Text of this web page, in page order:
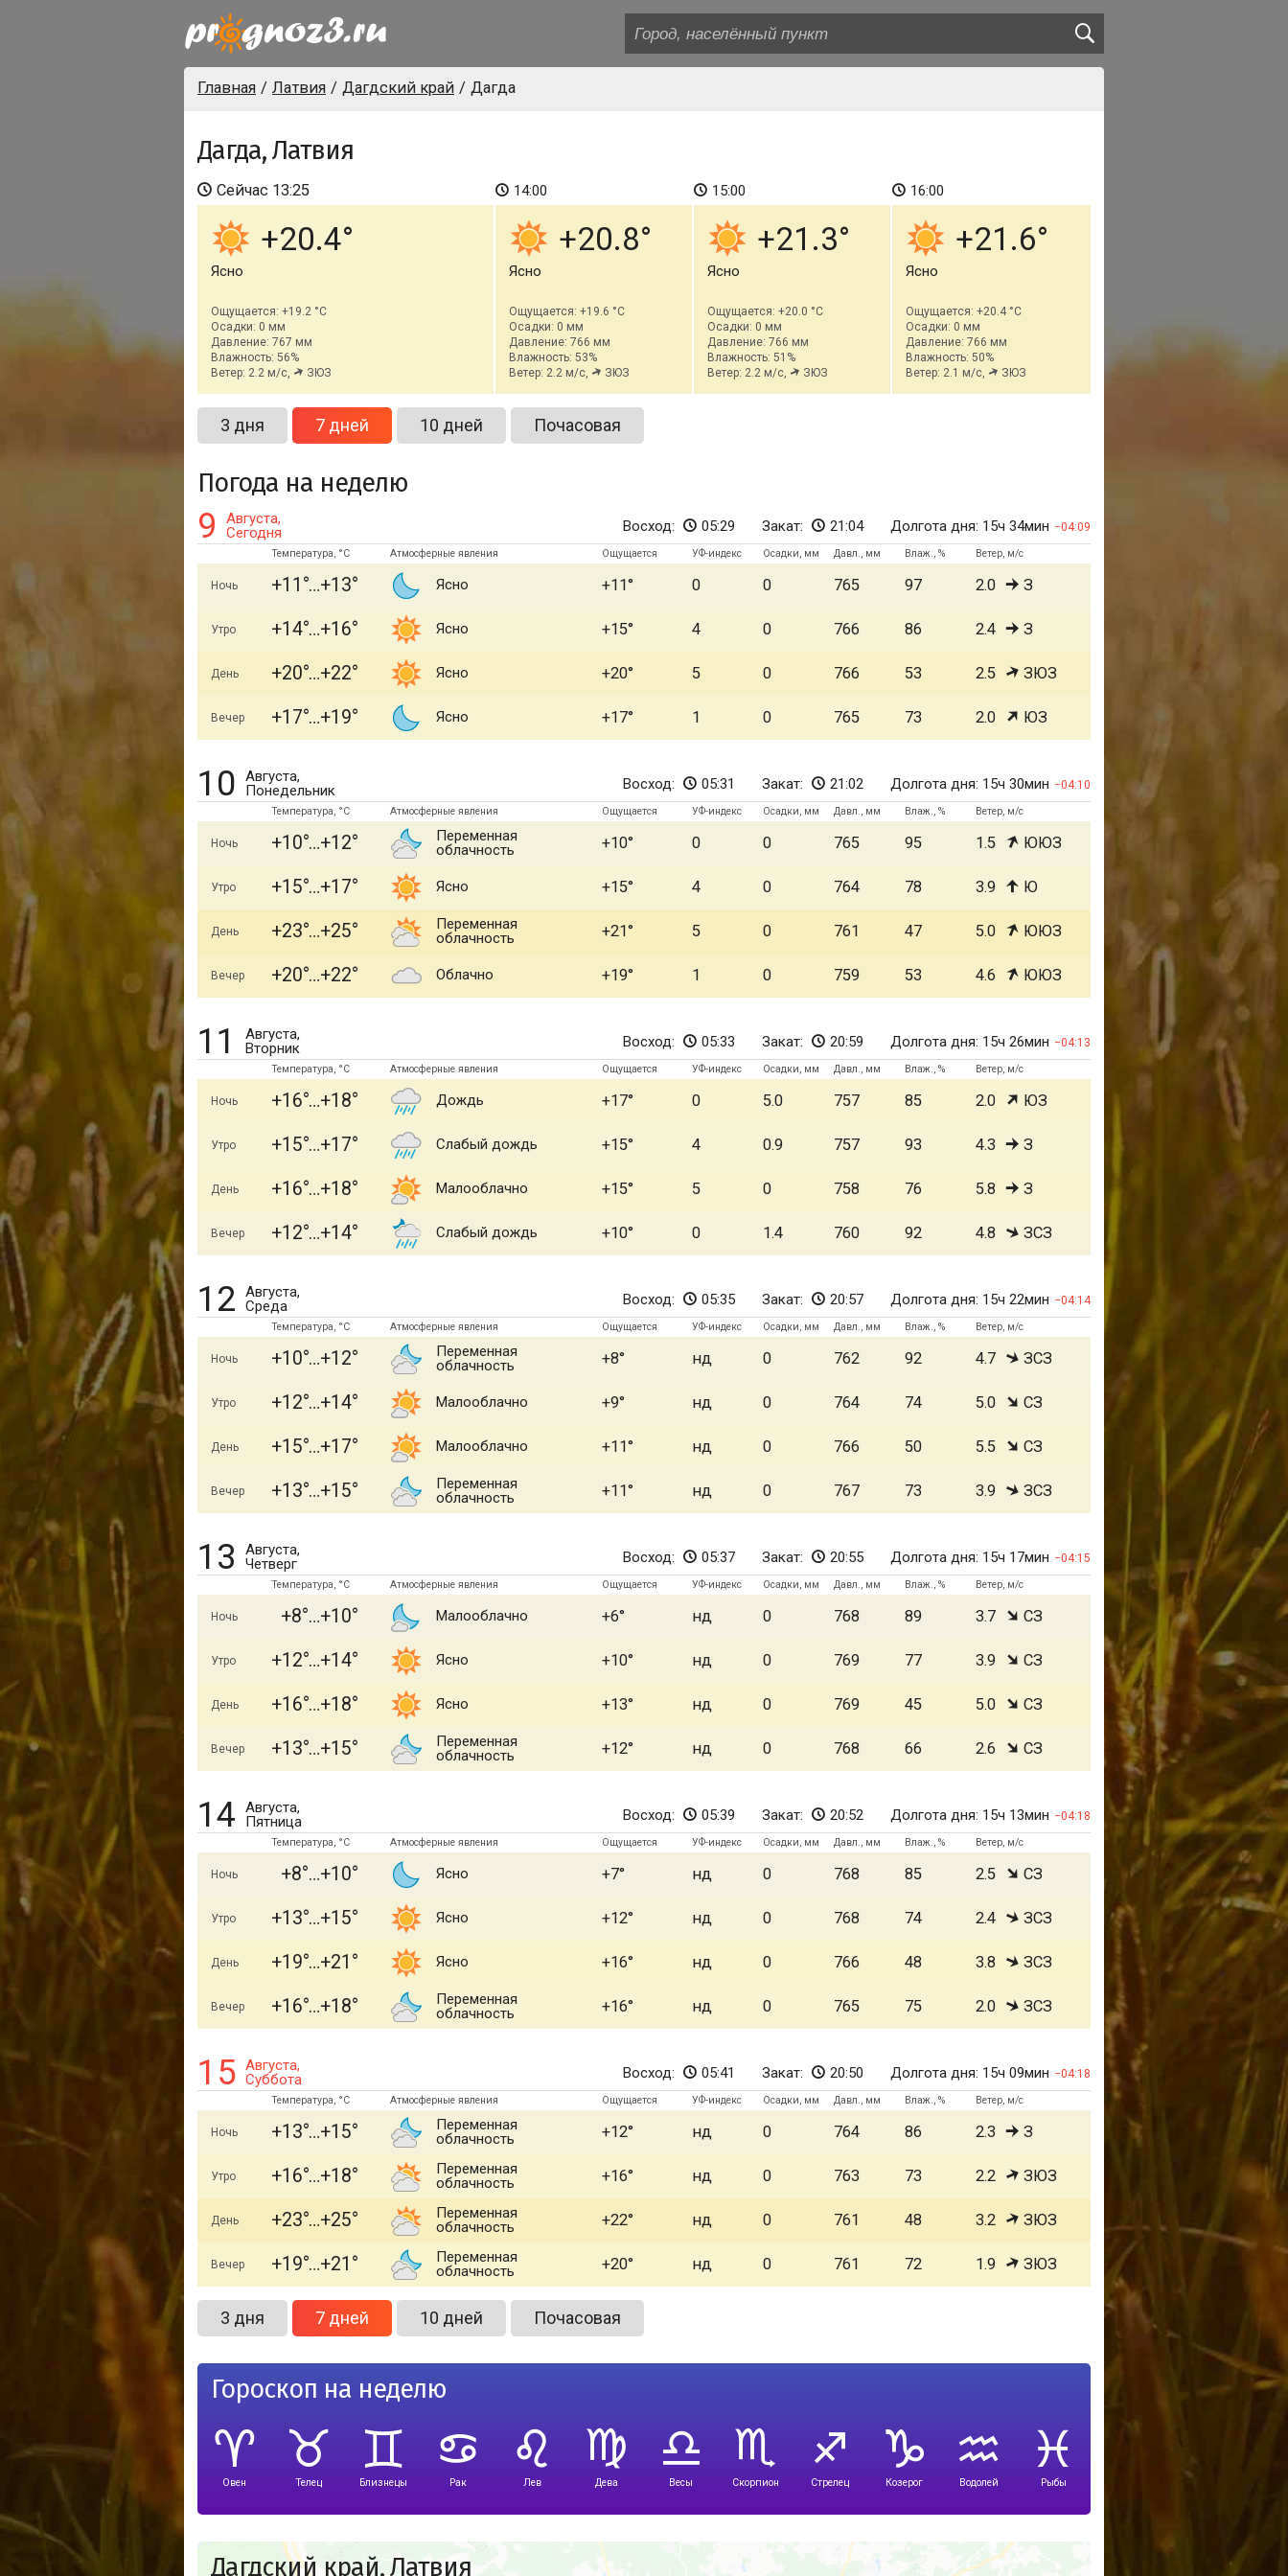
Главная Латвия Дагдский край Дагда
Дагда, Латвия
Сейчас 13:25
+20.4
Ясно
Ощущается: +19.2 °C
Осадки: 0 мм
Давление: 767 мм
Влажность: 56%
Ветер: 2.2 м/с,
ЗЮЗ
14:00
+20.8
Ясно
Ощущается: +19.6 °C
Осадки: 0 мм
Давление: 766 мм
Влажность: 53%
Ветер: 2.2 м/с,
ЗЮЗ
15:00
+21.3
Ясно
Ощущается: +20.0 °C
Осадки: 0 мм
Давление: 766 мм
Влажность: 51%
Ветер: 2.2 м/с,
ЗЮЗ
16:00
+21.6
Ясно
Ощущается: +20.4 °C
Осадки: 0 мм
Давление: 766 мм
Влажность: 50%
Ветер: 2.1 м/с,
ЗЮЗ
3 дня 7 дней 10 дней Почасовая
Погода на неделю
9
Августа,
Сегодня
Восход: 05:29 Закат: 21:04 Долгота дня: 15ч 34мин 04:09
Температура, °C Атмосферные явления Ощущается УФ-индекс Осадки, мм Давл., мм Влаж., % Ветер, м/с
Ночь +11 +13 Ясно +11 0 0 765 97 2.0 З
Утро +14 +16 Ясно +15 4 0 766 86 2.4 З
День +20 +22 Ясно +20 5 0 766 53 2.5 ЗЮЗ
Вечер +17 +19 Ясно +17 1 0 765 73 2.0 ЮЗ
10
Августа,
Понедельник
Восход: 05:31 Закат: 21:02 Долгота дня: 15ч 30мин 04:10
Температура, °C Атмосферные явления Ощущается УФ-индекс Осадки, мм Давл., мм Влаж., % Ветер, м/с
Ночь +10 +12
Переменная
облачность
+10 0 0 765 95 1.5 ЮЮЗ
Утро +15 +17 Ясно +15 4 0 764 78 3.9 Ю
День +23 +25
Переменная
облачность
+21 5 0 761 47 5.0 ЮЮЗ
Вечер +20 +22 Облачно +19 1 0 759 53 4.6 ЮЮЗ
11
Августа,
Вторник
Восход: 05:33 Закат: 20:59 Долгота дня: 15ч 26мин 04:13
Температура, °C Атмосферные явления Ощущается УФ-индекс Осадки, мм Давл., мм Влаж., % Ветер, м/с
Ночь +16 +18 Дождь +17 0 5.0 757 85 2.0 ЮЗ
Утро +15 +17 Слабый дождь +15 4 0.9 757 93 4.3 З
День +16 +18 Малооблачно +15 5 0 758 76 5.8 З
Вечер +12 +14 Слабый дождь +10 0 1.4 760 92 4.8 ЗСЗ
12
Августа,
Среда
Восход: 05:35 Закат: 20:57 Долгота дня: 15ч 22мин 04:14
Температура, °C Атмосферные явления Ощущается УФ-индекс Осадки, мм Давл., мм Влаж., % Ветер, м/с
Ночь +10 +12
Переменная
облачность
+8 нд 0 762 92 4.7 ЗСЗ
Утро +12 +14 Малооблачно +9 нд 0 764 74 5.0 СЗ
День +15 +17 Малооблачно +11 нд 0 766 50 5.5 СЗ
Вечер +13 +15
Переменная
облачность
+11 нд 0 767 73 3.9 ЗСЗ
13
Августа,
Четверг
Восход: 05:37 Закат: 20:55 Долгота дня: 15ч 17мин 04:15
Температура, °C Атмосферные явления Ощущается УФ-индекс Осадки, мм Давл., мм Влаж., % Ветер, м/с
Ночь +8 +10 Малооблачно +6 нд 0 768 89 3.7 СЗ
Утро +12 +14 Ясно +10 нд 0 769 77 3.9 СЗ
День +16 +18 Ясно +13 нд 0 769 45 5.0 СЗ
Вечер +13 +15
Переменная
облачность
+12 нд 0 768 66 2.6 СЗ
14
Августа,
Пятница
Восход: 05:39 Закат: 20:52 Долгота дня: 15ч 13мин 04:18
Температура, °C Атмосферные явления Ощущается УФ-индекс Осадки, мм Давл., мм Влаж., % Ветер, м/с
Ночь +8 +10 Ясно +7 нд 0 768 85 2.5 СЗ
Утро +13 +15 Ясно +12 нд 0 768 74 2.4 ЗСЗ
День +19 +21 Ясно +16 нд 0 766 48 3.8 ЗСЗ
Вечер +16 +18
Переменная
облачность
+16 нд 0 765 75 2.0 ЗСЗ
15 Августа,
Суббота
Восход: 05:41 Закат: 20:50 Долгота дня: 15ч 09мин 04:18
Температура, °C Атмосферные явления Ощущается УФ-индекс Осадки, мм Давл., мм Влаж., % Ветер, м/с
Ночь +13 +15
Переменная
облачность
+12 нд 0 764 86 2.3 З
Утро +16 +18
Переменная
облачность
+16 нд 0 763 73 2.2 ЗЮЗ
День +23 +25
Переменная
облачность
+22 нд 0 761 48 3.2 ЗЮЗ
Вечер +19 +21
Переменная
облачность
+20 нд 0 761 72 1.9 ЗЮЗ
3 дня 7 дней 10 дней Почасовая
Гороскоп на неделю
Овен Телец Близнецы Рак Лев Дева Весы Скорпион Стрелец Козерог Водолей Рыбы
Дагдский край, Латвия